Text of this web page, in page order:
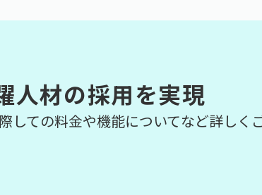
人材の採用を実現
ての料金や機能についてなど詳しく